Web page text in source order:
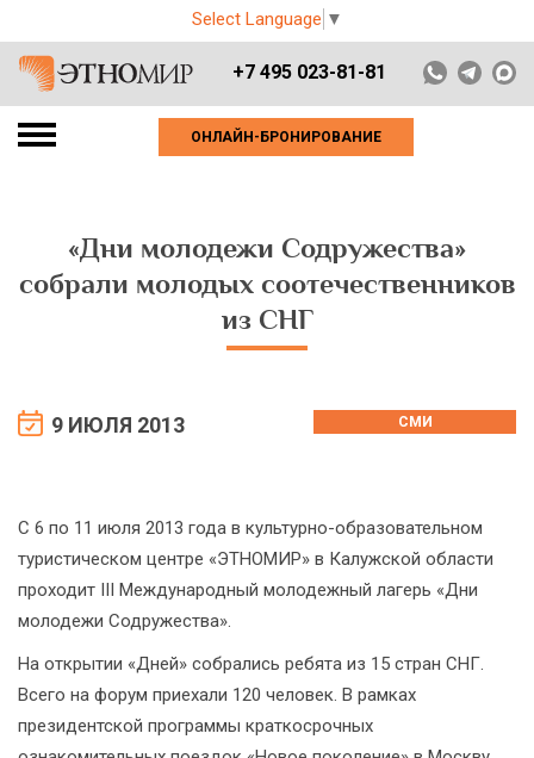
Select Language ▼
+7 495 023-81-81
ОНЛАЙН-БРОНИРОВАНИЕ
«Дни молодежи Содружества»
собрали молодых соотечественников
из СНГ
9 ИЮЛЯ 2013 СМИ
С 6 по 11 июля 2013 года в культурно-образовательном
туристическом центре «ЭТНОМИР» в Калужской области
проходит III Международный молодежный лагерь «Дни
молодежи Содружества».
На открытии «Дней» собрались ребята из 15 стран СНГ.
Всего на форум приехали 120 человек. В рамках
президентской программы краткосрочных